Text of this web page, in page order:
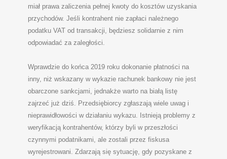
miał prawa zaliczenia pełnej kwoty do kosztów uzyskania
przychodów. Jeśli kontrahent nie zapłaci należnego
podatku VAT od transakcji, będziesz solidarnie z nim
odpowiadać za zaległości.
Wprawdzie do końca 2019 roku dokonanie płatności na
inny, niż wskazany w wykazie rachunek bankowy nie jest
obarczone sankcjami, jednakże warto na białą listę
zajrzeć już dziś. Przedsiębiorcy zgłaszają wiele uwag i
nieprawidłowości w działaniu wykazu. Istnieją problemy z
weryfikacją kontrahentów, którzy byli w przeszłości
czynnymi podatnikami, ale zostali przez fiskusa
wyrejestrowani. Zdarzają się sytuację, gdy pozyskane z